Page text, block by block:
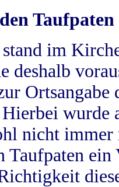
Taufpaten
im
deshalb
wurde
nicht
Taufpaten